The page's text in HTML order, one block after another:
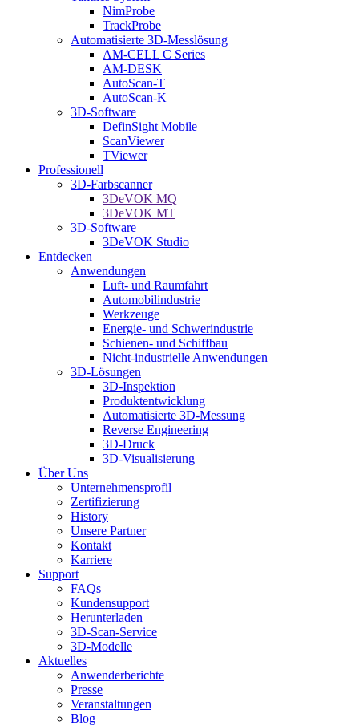
NimProbe
TrackProbe
Automatisierte 3D-Messlösung
AM-CELL C Series
AM-DESK
AutoScan-T
AutoScan-K
3D-Software
DefinSight Mobile
ScanViewer
TViewer
Professionell
3D-Farbscanner
3DeVOK MQ
3DeVOK MT
3D-Software
3DeVOK Studio
Entdecken
Anwendungen
Luft- und Raumfahrt
Automobilindustrie
Werkzeuge
Energie- und Schwerindustrie
Schienen- und Schiffbau
Nicht-industrielle Anwendungen
3D-Lösungen
3D-Inspektion
Produktentwicklung
Automatisierte 3D-Messung
Reverse Engineering
3D-Druck
3D-Visualisierung
Über Uns
Unternehmensprofil
Zertifizierung
History
Unsere Partner
Kontakt
Karriere
Support
FAQs
Kundensupport
Herunterladen
3D-Scan-Service
3D-Modelle
Aktuelles
Anwenderberichte
Presse
Veranstaltungen
Blog